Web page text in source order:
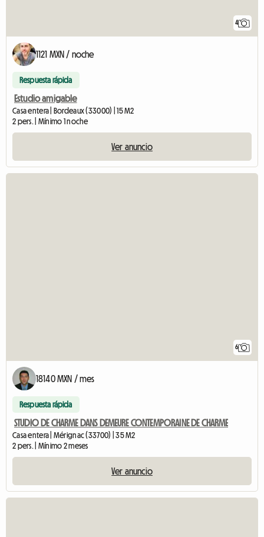
4
1121 MXN / noche
Respuesta rápida
Estudio amigable
Casa entera | Bordeaux (33000) | 15 M2
2 pers. | Mínimo 1 noche
Ver anuncio
6
18140 MXN / mes
Respuesta rápida
STUDIO DE CHARME DANS DEMEURE CONTEMPORAINE DE CHARME
Casa entera | Mérignac (33700) | 35 M2
2 pers. | Mínimo 2 meses
Ver anuncio